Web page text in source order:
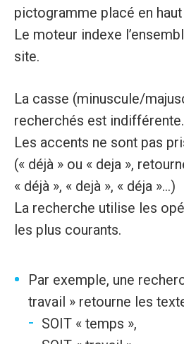
pictogramme placé en haut
Le moteur indexe
site.
La casse (minuscule/
recherchés est indifférente.
Les accents ne sont pas
(« déjà » ou « deja »,
« déjà », « dejà », « déja »...)
La recherche utilise les
les plus courants.
Par exemple, une
travail » retourne les
SOIT « temps »,